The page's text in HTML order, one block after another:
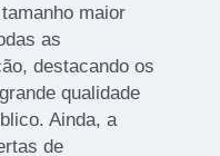
maior
as
destacando os
qualidade
Ainda, a
de